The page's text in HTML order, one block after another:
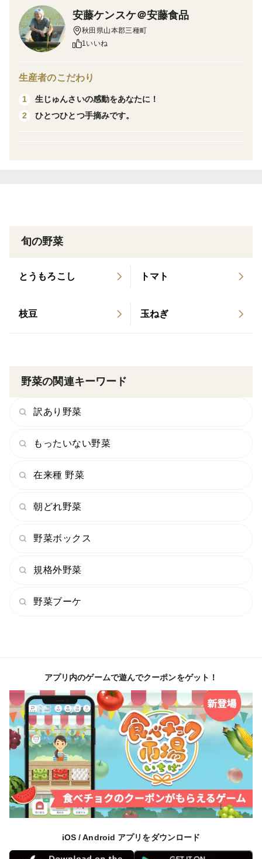
こんにちは！安藤ケンスケです。
秋田県三種町でじゅんさいを育てています。
部分はたっぷりのゼリー質に覆われていて柔らかく抜群
の食感です。この極小の若芽部分のみを選び抜いたもの
が特撰品です。一つ一つカット・選別し、極小の若芽の
販売されることはまずありません。
みなさんじゅんさいご存知ですか？
んさい畑の水深は約80cm～１ｍほど。底に根を張り、
水面に浮かべます。水面に顔を出す前、水中の若芽の状
ら身を守るためにバリアーとしてゼリー状のマクで身を
つるん！ぷるん！と最高の食感、見た目の涼やかさも
材です。
験がモノをいいます。初めて収穫する人だと1日やって
も１〜２kgぐらいしか採れません。
機械化が難しいので、今でも全て手作業で収穫されてい
ます。
安藤ケンスケ＠安藤食品
秋田県山本郡三種町
1いいね
生産者のこだわり
1
生じゅんさいの感動をあなたに！
2
ひとつひとつ手摘みです。
旬の野菜
とうもろこし トマト
枝豆 玉ねぎ
野菜の関連キーワード
訳あり野菜
もったいない野菜
在来種 野菜
朝どれ野菜
野菜ボックス
規格外野菜
野菜ブーケ
アプリ内のゲームで遊んでクーポンをゲット！
iOS / Android アプリをダウンロード